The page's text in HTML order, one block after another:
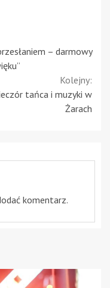
– darmowy
Kolejny:
tańca i muzyki w
Żarach
komentarz.